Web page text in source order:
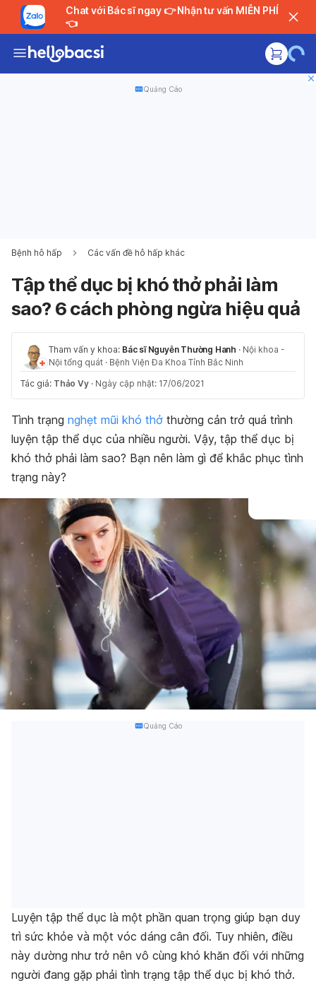
Chat với Bác sĩ ngay 👉 Nhận tư vấn MIỄN PHÍ
👈
Quảng Cáo
Bệnh hô hấp Các vấn đề hô hấp khác
Tập thể dục bị khó thở phải làm
sao? 6 cách phòng ngừa hiệu quả
Tham vấn y khoa: Bác sĩ Nguyễn Thường Hanh · Nội khoa -
Nội tổng quát · Bệnh Viện Đa Khoa Tỉnh Bắc Ninh
Tác giả: Thảo Vy · Ngày cập nhật: 17/06/2021
Tình trạng nghẹt mũi khó thở thường cản trở quá trình
luyện tập thể dục của nhiều người. Vậy, tập thể dục bị
khó thở phải làm sao? Bạn nên làm gì để khắc phục tình
trạng này?
Quảng Cáo
Luyện tập thể dục là một phần quan trọng giúp bạn duy
trì sức khỏe và một vóc dáng cân đối. Tuy nhiên, điều
này dường như trở nên vô cùng khó khăn đối với những
người đang gặp phải tình trạng tập thể dục bị khó thở.